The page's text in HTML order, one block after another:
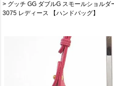
当店厳選ブランドジュエリー
ブランドリングコレクション
グッチ GG ダブルG スモールショル
3075 レディース 【ハンドバッグ】